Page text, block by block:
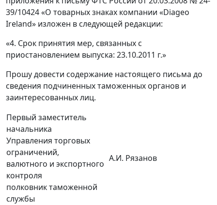
39/10424 «О товарных знаках компании «Diageo
Ireland» изложен в следующей редакции:
«4. Срок принятия мер, связанных с
приостановлением выпуска: 23.10.2011 г.»
Прошу довести содержание настоящего письма до
сведения подчиненных таможенных органов и
заинтересованных лиц.
Первый заместитель
начальника
Управления торговых
ограничений,
валютного и экспортного
контроля
полковник таможенной
службы
А.И. Рязанов